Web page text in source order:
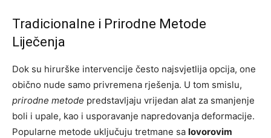
Tradicionalne i Prirodne Metode
Liječenja
Dok su hirurške intervencije često najsvjetlija opcija, one
obično nude samo privremena rješenja. U tom smislu,
prirodne metode predstavljaju vrijedan alat za smanjenje
boli i upale, kao i usporavanje napredovanja deformacije.
Popularne metode uključuju tretmane sa lovorovim